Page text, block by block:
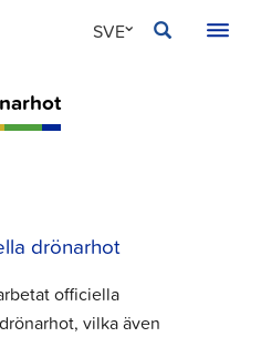
SVE
drönarhot
officiella
vilka även